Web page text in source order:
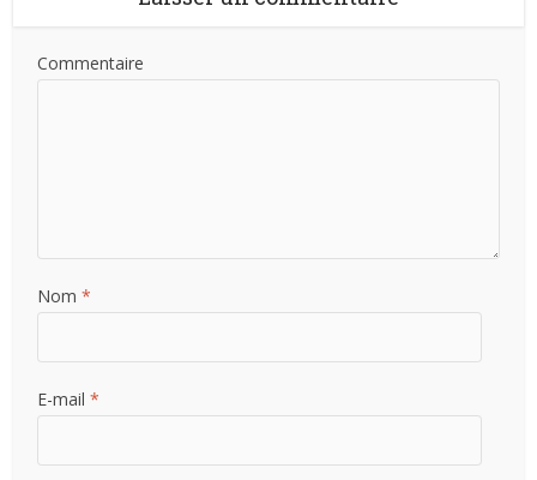
Commentaire
Nom*
E-mail*